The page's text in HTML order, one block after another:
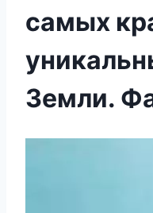
самых
Земли.